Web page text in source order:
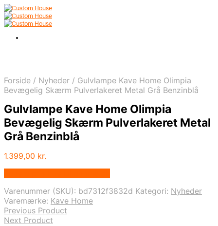
Forside / Nyheder / Gulvlampe Kave Home Olimpia
Bevægelig Skærm Pulverlakeret Metal Grå Benzinblå
Gulvlampe Kave Home Olimpia
Bevægelig Skærm Pulverlakeret Metal
Grå Benzinblå
1.399,00 kr.
Varenummer (SKU): bd7312f3832d Kategori: Nyheder
Varemærke: Kave Home
Previous Product
Next Product